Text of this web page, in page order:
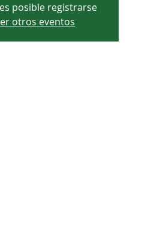
posible registrarse
otros eventos